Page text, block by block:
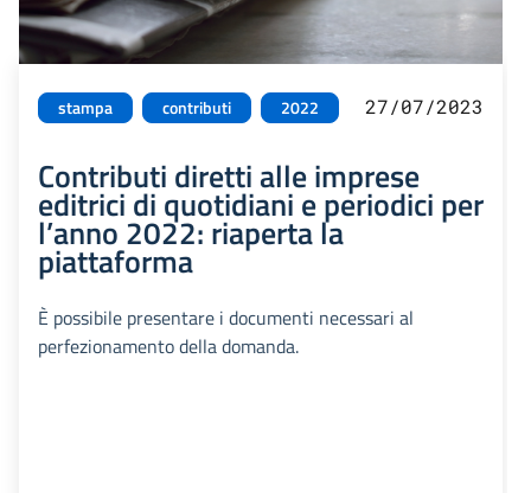
stampa contributi 2022 27/07/2023
Contributi diretti alle imprese
editrici di quotidiani e periodici per
l’anno 2022: riaperta la
piattaforma
È possibile presentare i documenti necessari al
perfezionamento della domanda.